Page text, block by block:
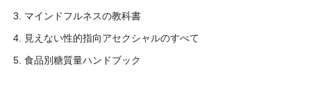
マインドフルネスの教科書
見えない性的指向アセクシャルのすべて
食品別糖質量ハンドブック